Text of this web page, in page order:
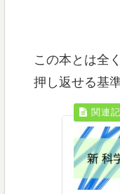
この本とは全
押し返せる基